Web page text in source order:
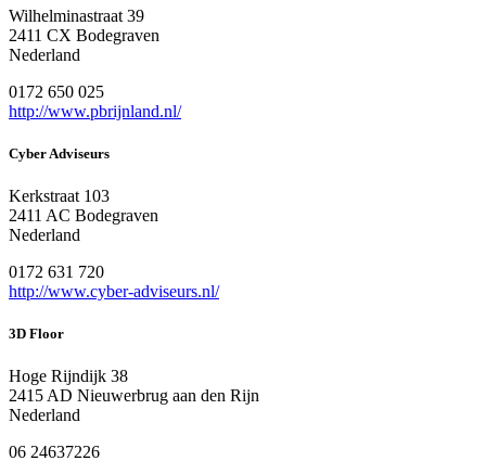
Wilhelminastraat 39
2411 CX Bodegraven
Nederland
0172 650 025
http://www.pbrijnland.nl/
Cyber Adviseurs
Kerkstraat 103
2411 AC Bodegraven
Nederland
0172 631 720
http://www.cyber-adviseurs.nl/
3D Floor
Hoge Rijndijk 38
2415 AD Nieuwerbrug aan den Rijn
Nederland
06 24637226